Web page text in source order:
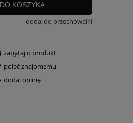
DO KOSZYKA
dodaj do przechowalni
zapytaj o produkt
poleć znajomemu
dodaj opinię